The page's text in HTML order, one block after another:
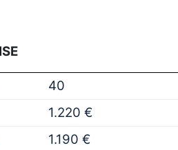
40
1.220 €
1.190 €